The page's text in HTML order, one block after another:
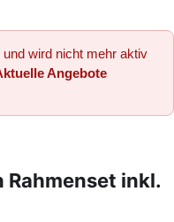
und wird nicht mehr aktiv
Angebote
Rahmenset inkl.